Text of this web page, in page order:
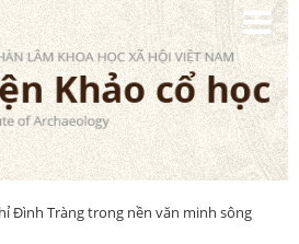
Đình Tràng trong nền văn minh sông